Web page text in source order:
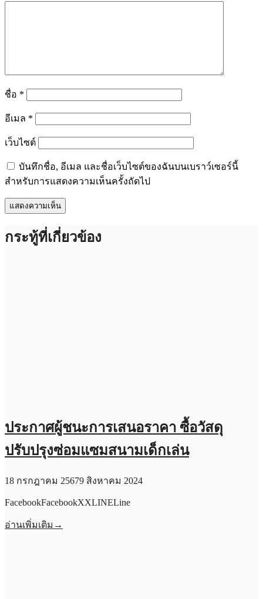
ชื่อ *
อีเมล *
เว็บไซต์
บันทึกชื่อ, อีเมล และชื่อเว็บไซต์ของฉันบนเบราว์เซอร์นี้
สำหรับการแสดงความเห็นครั้งถัดไป
กระทู้ที่เกี่ยวข้อง
ประกาศผู้ชนะการเสนอราคา ซื้อวัสดุ
ปรับปรุงซ่อมแซมสนามเด็กเล่น
18 กรกฎาคม 25679 สิงหาคม 2024
FacebookFacebookXXLINELine
อ่านเพิ่มเติม →